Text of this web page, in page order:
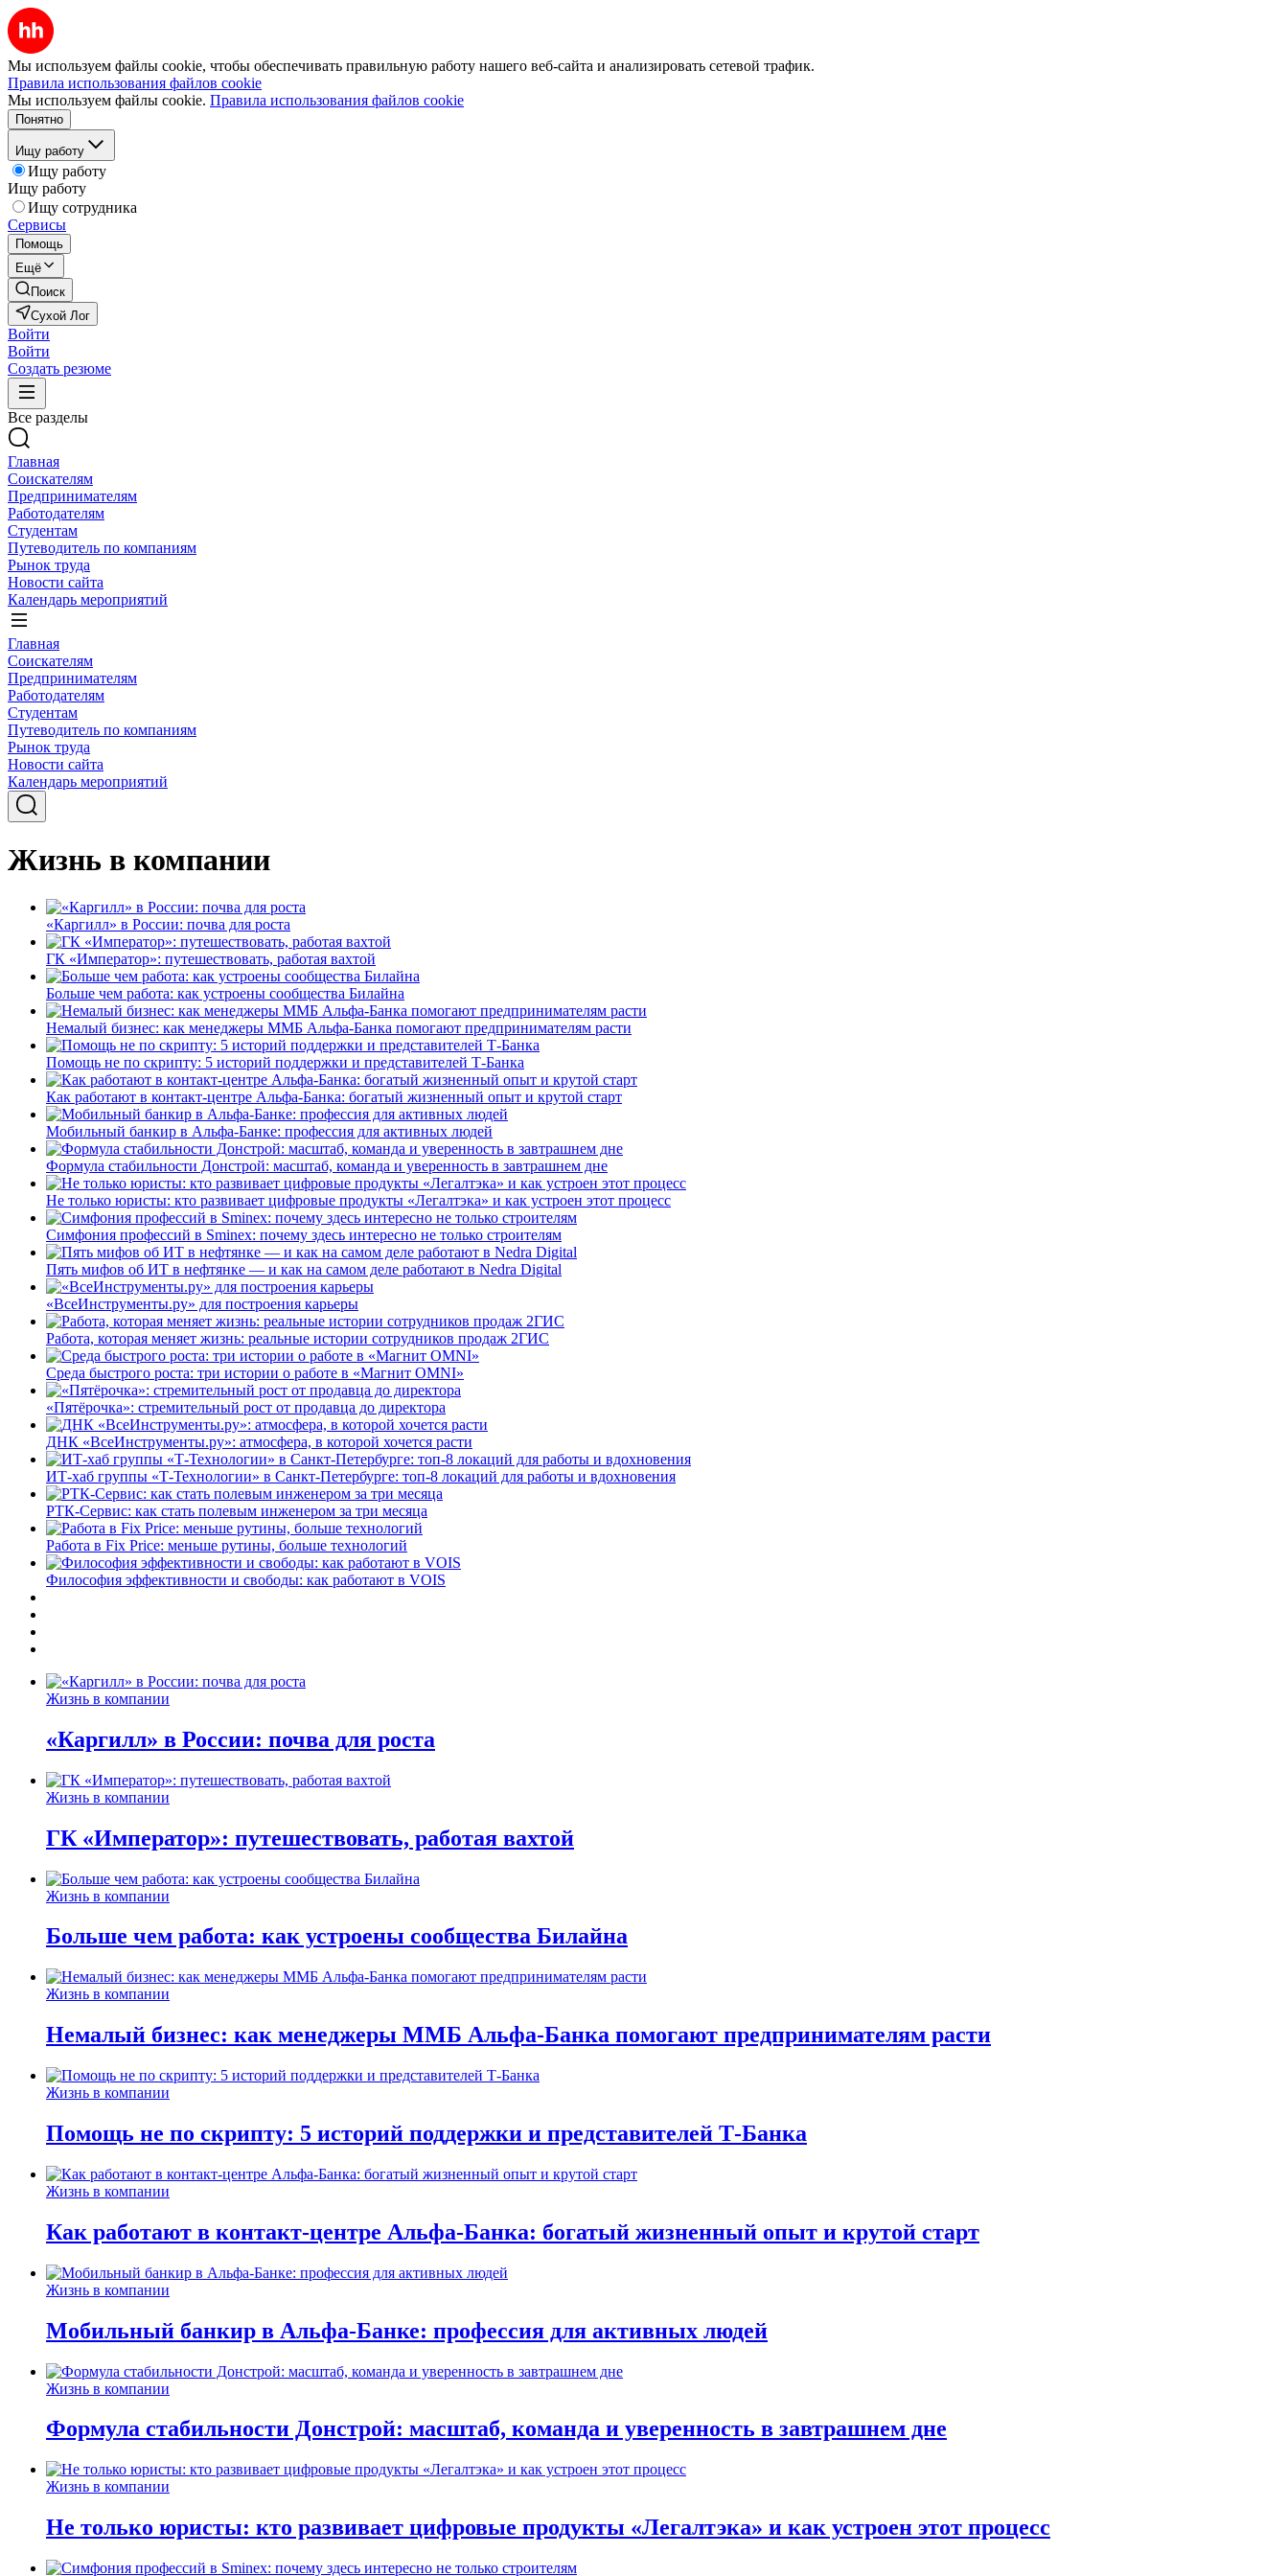
Мы используем файлы cookie, чтобы обеспечивать правильную работу нашего веб-сайта и анализировать сетевой трафик.
Правила использования файлов cookie
Мы используем файлы cookie. Правила использования файлов cookie
Понятно
Ищу работу
Ищу работу
Ищу работу
Ищу сотрудника
Сервисы
Помощь
Ещё
Поиск
Сухой Лог
Войти
Войти
Создать резюме
Все разделы
Главная
Соискателям
Предпринимателям
Работодателям
Студентам
Путеводитель по компаниям
Рынок труда
Новости сайта
Календарь мероприятий
Главная
Соискателям
Предпринимателям
Работодателям
Студентам
Путеводитель по компаниям
Рынок труда
Новости сайта
Календарь мероприятий
Жизнь в компании
«Каргилл» в России: почва для роста
ГК «Император»: путешествовать, работая вахтой
Больше чем работа: как устроены сообщества Билайна
Немалый бизнес: как менеджеры ММБ Альфа-Банка помогают предпринимателям расти
Помощь не по скрипту: 5 историй поддержки и представителей Т-Банка
Как работают в контакт-центре Альфа-Банка: богатый жизненный опыт и крутой старт
Мобильный банкир в Альфа-Банке: профессия для активных людей
Формула стабильности Донстрой: масштаб, команда и уверенность в завтрашнем дне
Не только юристы: кто развивает цифровые продукты «Легалтэка» и как устроен этот процесс
Симфония профессий в Sminex: почему здесь интересно не только строителям
Пять мифов об ИТ в нефтянке — и как на самом деле работают в Nedra Digital
«ВсеИнструменты.ру» для построения карьеры
Работа, которая меняет жизнь: реальные истории сотрудников продаж 2ГИС
Среда быстрого роста: три истории о работе в «Магнит OMNI»
«Пятёрочка»: стремительный рост от продавца до директора
ДНК «ВсеИнструменты.ру»: атмосфера, в которой хочется расти
ИТ-хаб группы «Т-Технологии» в Санкт-Петербурге: топ-8 локаций для работы и вдохновения
РТК-Сервис: как стать полевым инженером за три месяца
Работа в Fix Price: меньше рутины, больше технологий
Философия эффективности и свободы: как работают в VOIS
Жизнь в компании
«Каргилл» в России: почва для роста
Жизнь в компании
ГК «Император»: путешествовать, работая вахтой
Жизнь в компании
Больше чем работа: как устроены сообщества Билайна
Жизнь в компании
Немалый бизнес: как менеджеры ММБ Альфа-Банка помогают предпринимателям расти
Жизнь в компании
Помощь не по скрипту: 5 историй поддержки и представителей Т-Банка
Жизнь в компании
Как работают в контакт-центре Альфа-Банка: богатый жизненный опыт и крутой старт
Жизнь в компании
Мобильный банкир в Альфа-Банке: профессия для активных людей
Жизнь в компании
Формула стабильности Донстрой: масштаб, команда и уверенность в завтрашнем дне
Жизнь в компании
Не только юристы: кто развивает цифровые продукты «Легалтэка» и как устроен этот процесс